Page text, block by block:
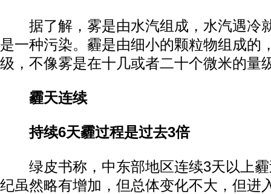
据了解，雾是由水汽组成，水汽遇冷
是一种污染。霾是由细小的颗粒物组成的
级，不像雾是在十几或者二十个微米的量
霾天连续
持续6天霾过程是过去3倍
绿皮书称，中东部地区连续3天以上霾
纪虽然略有增加，但总体变化不大，但进